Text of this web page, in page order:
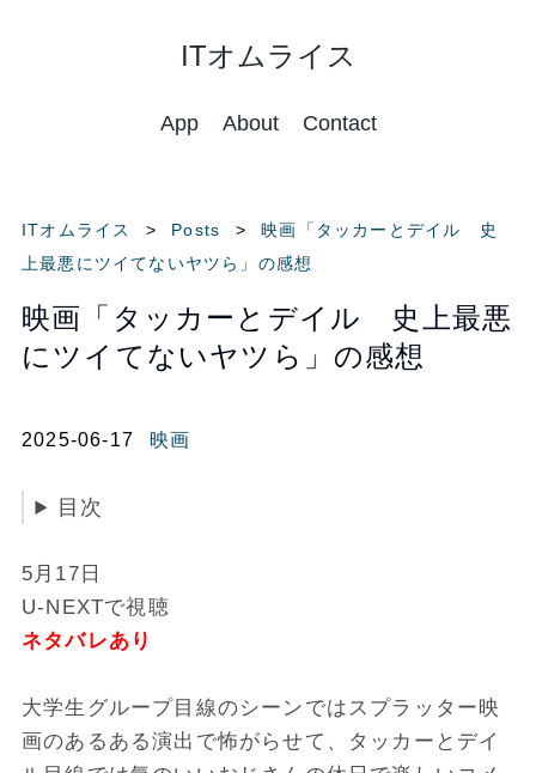
ITオムライス
App About Contact
ITオムライス Posts
映画「タッカーとデイル 史
上最悪にツイてないヤツら」の感想
映画「タッカーとデイル 史上最悪
にツイてないヤツら」の感想
2025-06-17 映画
目次
5月17日
U-NEXTで視聴
ネタバレあり
大学生グループ目線のシーンではスプラッター映
画のあるある演出で怖がらせて、タッカーとデイ